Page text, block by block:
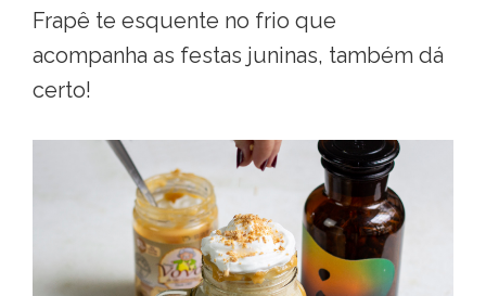
Frapê te esquente no frio que
acompanha as festas juninas, também dá
certo!